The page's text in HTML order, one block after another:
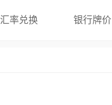
汇率兑换 银行牌价